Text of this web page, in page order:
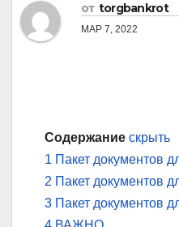
от torgbankrot
МАР 7, 2022
Содержание скрыть
1 Пакет документов
2 Пакет документов
3 Пакет документов